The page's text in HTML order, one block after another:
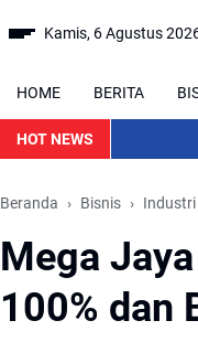
Kamis, 6 Agustus
HOME BERITA
HOT NEWS
Beranda Bisnis Industri
Mega
100% dan